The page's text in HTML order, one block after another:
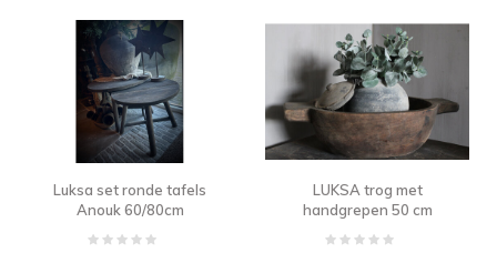
Luksa set ronde tafels
Anouk 60/80cm
LUKSA trog met
handgrepen 50 cm